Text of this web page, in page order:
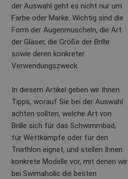
der Auswahl geht es nicht nur um
Farbe oder Marke. Wichtig sind die
Form der Augenmuscheln, die Art
der Gläser, die Größe der Brille
sowie deren konkreter
Verwendungszweck.
In diesem Artikel geben wir Ihnen
Tipps, worauf Sie bei der Auswahl
achten sollten, welche Art von
Brille sich für das Schwimmbad,
für Wettkämpfe oder für den
Triathlon eignet, und stellen Ihnen
konkrete Modelle vor, mit denen wir
bei Swimaholic die besten